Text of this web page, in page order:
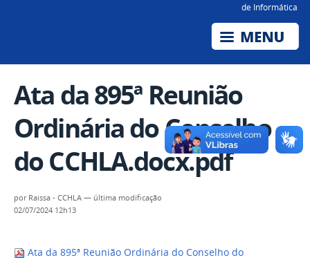
de Informática
Ata da 895ª Reunião
Ordinária do Conselho
do CCHLA.docx.pdf
por Raissa - CCHLA — última modificação
02/07/2024 12h13
Ata da 895ª Reunião Ordinária do Conselho do